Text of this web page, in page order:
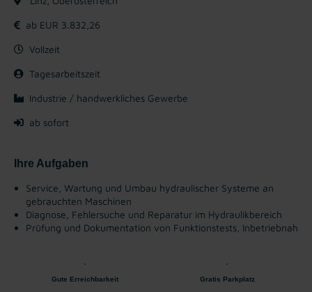
ab EUR 3.832,26
Vollzeit
Tagesarbeitszeit
Industrie / handwerkliches Gewerbe
ab sofort
Ihre Aufgaben
Service, Wartung und Umbau hydraulischer Systeme an
gebrauchten Maschinen
Diagnose, Fehlersuche und Reparatur im Hydraulikbereich
Prüfung und Dokumentation von Funktionstests,
Gute Erreichbarkeit Gratis Parkplatz